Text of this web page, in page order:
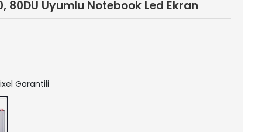
80DU Uyumlu Notebook Led Ekran
Garantili